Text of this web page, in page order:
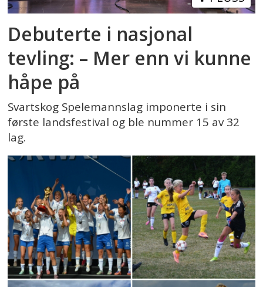
Debuterte i nasjonal
tevling: – Mer enn vi kunne
håpe på
Svartskog Spelemannslag imponerte i sin
første landsfestival og ble nummer 15 av 32
lag.